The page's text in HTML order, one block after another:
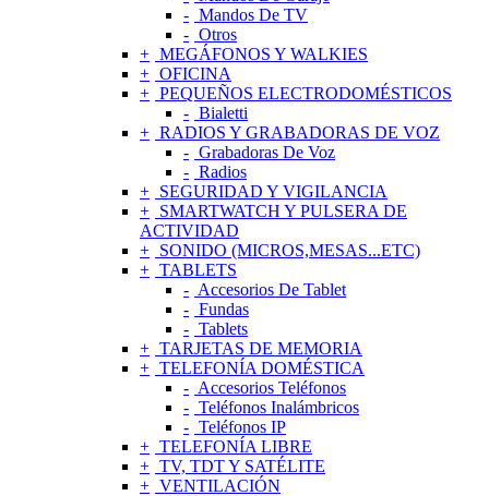
Mandos De TV
Otros
MEGÁFONOS Y WALKIES
OFICINA
PEQUEÑOS ELECTRODOMÉSTICOS
Bialetti
RADIOS Y GRABADORAS DE VOZ
Grabadoras De Voz
Radios
SEGURIDAD Y VIGILANCIA
SMARTWATCH Y PULSERA DE
ACTIVIDAD
SONIDO (MICROS,MESAS...ETC)
TABLETS
Accesorios De Tablet
Fundas
Tablets
TARJETAS DE MEMORIA
TELEFONÍA DOMÉSTICA
Accesorios Teléfonos
Teléfonos Inalámbricos
Teléfonos IP
TELEFONÍA LIBRE
TV, TDT Y SATÉLITE
VENTILACIÓN